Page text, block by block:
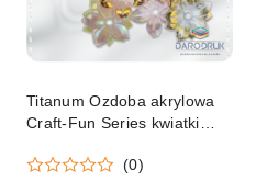
Titanum Ozdoba akrylowa
Craft-Fun Series kwiatki
(0)